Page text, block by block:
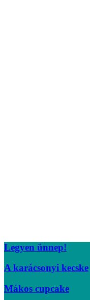
Legyen ünnep!
A karácsonyi kecske
Mákos cupcake